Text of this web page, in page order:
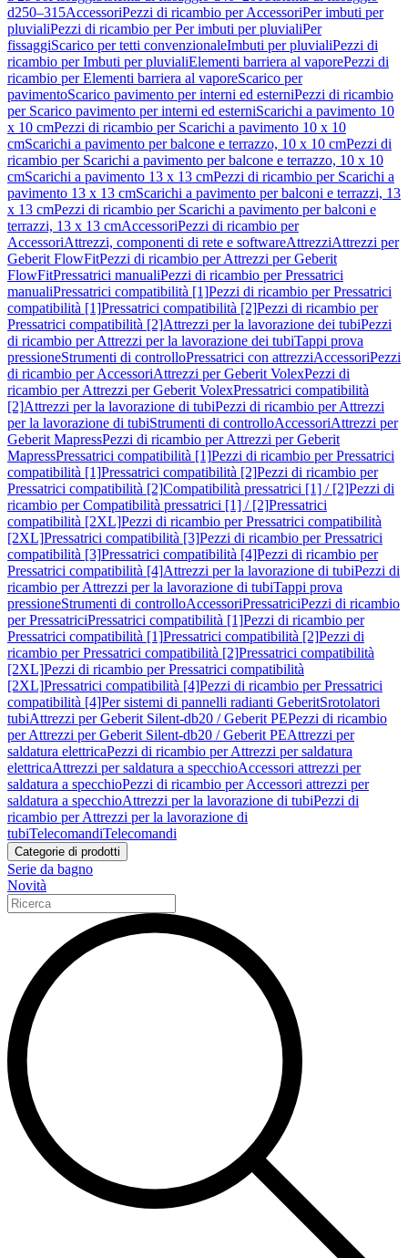
d250–315AccessoriPezzi di ricambio per AccessoriPer imbuti per
pluvialiPezzi di ricambio per Per imbuti per pluvialiPer
fissaggiScarico per tetti convenzionaleImbuti per pluvialiPezzi di
ricambio per Imbuti per pluvialiElementi barriera al vaporePezzi di
ricambio per Elementi barriera al vaporeScarico per
pavimentoScarico pavimento per interni ed esterniPezzi di ricambio
per Scarico pavimento per interni ed esterniScarichi a pavimento 10
x 10 cmPezzi di ricambio per Scarichi a pavimento 10 x 10
cmScarichi a pavimento per balcone e terrazzo, 10 x 10 cmPezzi di
ricambio per Scarichi a pavimento per balcone e terrazzo, 10 x 10
cmScarichi a pavimento 13 x 13 cmPezzi di ricambio per Scarichi a
pavimento 13 x 13 cmScarichi a pavimento per balconi e terrazzi, 13
x 13 cmPezzi di ricambio per Scarichi a pavimento per balconi e
terrazzi, 13 x 13 cmAccessoriPezzi di ricambio per
AccessoriAttrezzi, componenti di rete e softwareAttrezziAttrezzi per
Geberit FlowFitPezzi di ricambio per Attrezzi per Geberit
FlowFitPressatrici manualiPezzi di ricambio per Pressatrici
manualiPressatrici compatibilità [1]Pezzi di ricambio per Pressatrici
compatibilità [1]Pressatrici compatibilità [2]Pezzi di ricambio per
Pressatrici compatibilità [2]Attrezzi per la lavorazione dei tubiPezzi
di ricambio per Attrezzi per la lavorazione dei tubiTappi prova
pressioneStrumenti di controlloPressatrici con attrezziAccessoriPezzi
di ricambio per AccessoriAttrezzi per Geberit VolexPezzi di
ricambio per Attrezzi per Geberit VolexPressatrici compatibilità
[2]Attrezzi per la lavorazione di tubiPezzi di ricambio per Attrezzi
per la lavorazione di tubiStrumenti di controlloAccessoriAttrezzi per
Geberit MapressPezzi di ricambio per Attrezzi per Geberit
MapressPressatrici compatibilità [1]Pezzi di ricambio per Pressatrici
compatibilità [1]Pressatrici compatibilità [2]Pezzi di ricambio per
Pressatrici compatibilità [2]Compatibilità pressatrici [1] / [2]Pezzi di
ricambio per Compatibilità pressatrici [1] / [2]Pressatrici
compatibilità [2XL]Pezzi di ricambio per Pressatrici compatibilità
[2XL]Pressatrici compatibilità [3]Pezzi di ricambio per Pressatrici
compatibilità [3]Pressatrici compatibilità [4]Pezzi di ricambio per
Pressatrici compatibilità [4]Attrezzi per la lavorazione di tubiPezzi di
ricambio per Attrezzi per la lavorazione di tubiTappi prova
pressioneStrumenti di controlloAccessoriPressatriciPezzi di ricambio
per PressatriciPressatrici compatibilità [1]Pezzi di ricambio per
Pressatrici compatibilità [1]Pressatrici compatibilità [2]Pezzi di
ricambio per Pressatrici compatibilità [2]Pressatrici compatibilità
[2XL]Pezzi di ricambio per Pressatrici compatibilità
[2XL]Pressatrici compatibilità [4]Pezzi di ricambio per Pressatrici
compatibilità [4]Per sistemi di pannelli radianti GeberitSrotolatori
tubiAttrezzi per Geberit Silent-db20 / Geberit PEPezzi di ricambio
per Attrezzi per Geberit Silent-db20 / Geberit PEAttrezzi per
saldatura elettricaPezzi di ricambio per Attrezzi per saldatura
elettricaAttrezzi per saldatura a specchioAccessori attrezzi per
saldatura a specchioPezzi di ricambio per Accessori attrezzi per
saldatura a specchioAttrezzi per la lavorazione di tubiPezzi di
ricambio per Attrezzi per la lavorazione di
tubiTelecomandiTelecomandi
Categorie di prodotti
Serie da bagno
Novità